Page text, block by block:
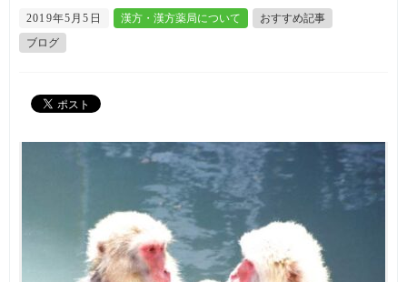
2019年5月5日 漢方・漢方薬局について
おすすめ記事
ブログ